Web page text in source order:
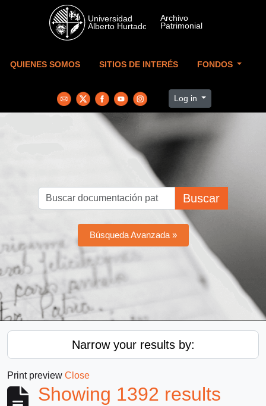
Skip to main content
QUIENES SOMOS SITIOS DE INTERÉS FONDOS
Log in
Buscar
Búsqueda Avanzada »
Narrow your results by:
Print preview Close
Showing 1392 results